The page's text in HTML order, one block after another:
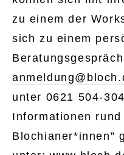
zu einem der
sich zu einem
unter 0621 504-
Informationen
Blochianer*innen”